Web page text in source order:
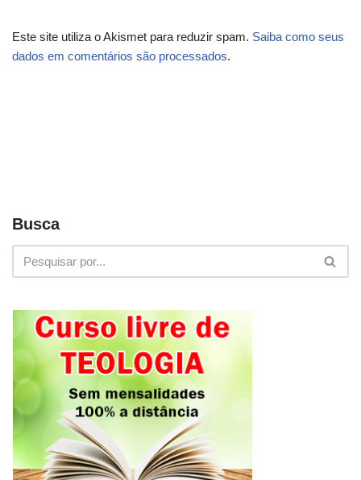
Este site utiliza o Akismet para reduzir spam. Saiba como seus
dados em comentários são processados.
Busca